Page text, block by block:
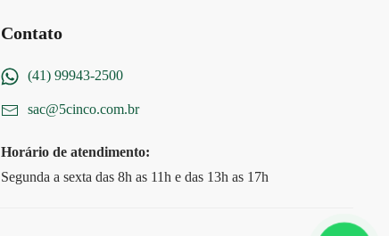
Contato
(41) 99943-2500
sac@5cinco.com.br
Horário de atendimento:
Segunda a sexta das 8h as 11h e das 13h as 17h